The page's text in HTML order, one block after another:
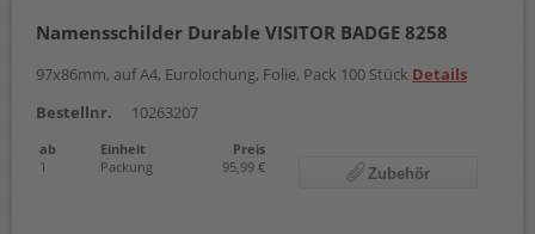
Namensschilder Durable VISITOR BADGE 8258
97x86mm, auf A4, Eurolochung, Folie, Pack 100 Stück Details
Bestellnr.
10263207
ab Einheit
Preis
1
Packung 95,99 € Zubehör